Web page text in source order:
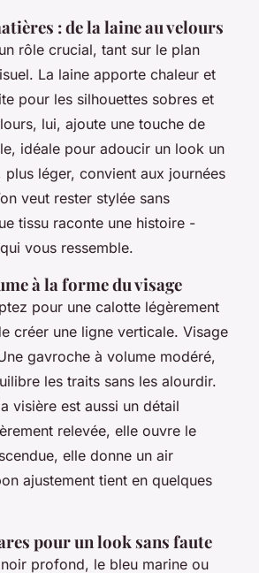
: de la laine au velours
rôle crucial, tant sur le plan
La laine apporte chaleur et
pour les silhouettes sobres et
lui, ajoute une touche de
idéale pour adoucir un look un
plus léger, convient aux journées
veut rester stylée sans
tissu raconte une histoire -
vous ressemble.
à la forme du visage
pour une calotte légèrement
créer une ligne verticale. Visage
gavroche à volume modéré,
les traits sans les alourdir.
visière est aussi un détail
relevée, elle ouvre le
elle donne un air
ajustement tient en quelques
pour un look sans faute
profond, le bleu marine ou